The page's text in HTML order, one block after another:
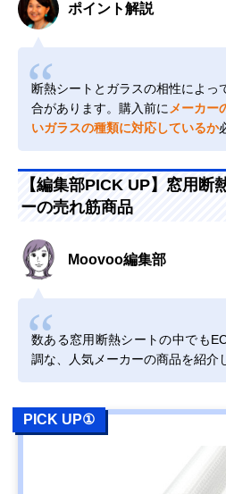
ポイント解説
断熱シートとガラスの相性によっ
合があります。購入前にメーカー
いガラスの種類に対応しているか
【編集部PICK UP】窓用断
ーの売れ筋商品
Moovoo編集部
数ある窓用断熱シートの中でも
調な、人気メーカーの商品を紹介
PICK UP①